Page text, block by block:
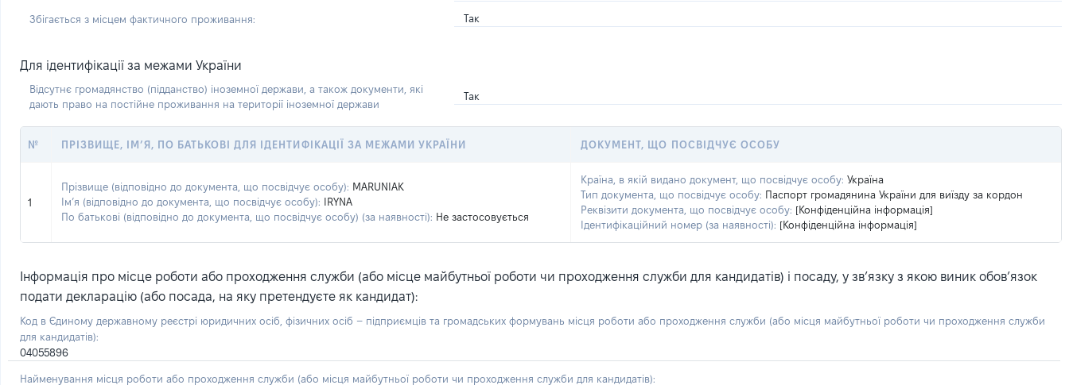
Збігається з місцем фактичного проживання: Так
Для ідентифікації за межами України
Відсутнє громадянство (підданство) іноземної держави, а також документи, які
дають право на постійне проживання на території іноземної держави
Так
№ ПРІЗВИЩЕ, ІМ’Я, ПО БАТЬКОВІ ДЛЯ ІДЕНТИФІКАЦІЇ ЗА МЕЖАМИ УКРАЇНИ ДОКУМЕНТ, ЩО ПОСВІДЧУЄ ОСОБУ
1
Прізвище (відповідно до документа, що посвідчує особу): MARUNIAK
Ім’я (відповідно до документа, що посвідчує особу):
IRYNA
По батькові (відповідно до документа, що посвідчує особу) (за наявності): Не застосовується
Країна, в якій видано документ, що посвідчує особу: Україна
Тип документа, що посвідчує особу: Паспорт громадянина України для виїзду за кордон
Реквізити документа, що посвідчує особу: [Конфіденційна інформація]
Ідентифікаційний номер (за наявності): [Конфіденційна інформація]
Інформація про місце роботи або проходження служби (або місце майбутньої роботи чи проходження служби для кандидатів) і посаду, у зв’язку з якою виник обов’язок
подати декларацію (або посада, на яку претендуєте як кандидат):
Код в Єдиному державному реєстрі юридичних осіб, фізичних осіб – підприємців та громадських формувань місця роботи або проходження служби (або місця майбутньої роботи чи проходження служби
для кандидатів):
04055896
Найменування місця роботи або проходження служби (або місця майбутньої роботи чи проходження служби для кандидатів):